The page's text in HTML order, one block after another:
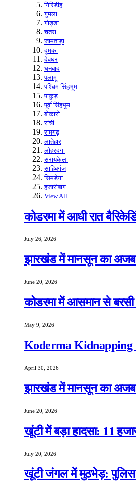
गिरिडीह
गुमला
गोड्डा
चतरा
जामताड़ा
दुमका
देवघर
धनबाद
पलामू
पश्चिम सिंहभूम
पाकुड़
पूर्वी सिंहभूम
बोकारो
रांची
रामगढ़
लातेहार
लोहरदगा
सरायकेला
साहिबगंज
सिमडेगा
हजारीबाग
View All
कोडरमा में आधी रात
July 26, 2026
झारखंड में मानसून का अजब
June 20, 2026
कोडरमा में आसमान से बरसी
May 9, 2026
Koderma Kidnapping
April 30, 2026
झारखंड में मानसून का अजब
June 20, 2026
खूंटी में बड़ा हादसा: 11
July 20, 2026
खूंटी जंगल में मुठभेड़: पुलिस